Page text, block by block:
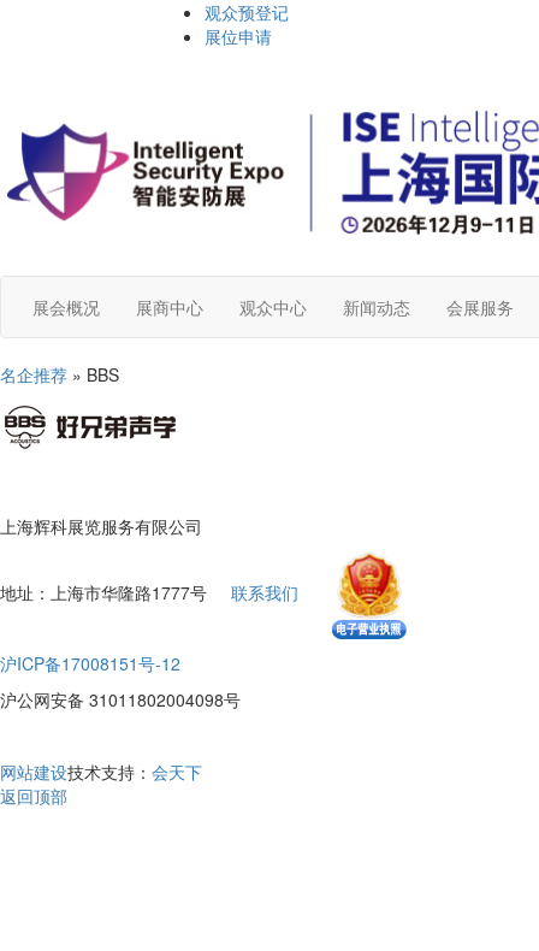
观众预登记
展位申请
展会概况 展商中心 观众中心 新闻动态 会展服务
名企推荐 » BBS
上海辉科展览服务有限公司
地址：上海市华隆路1777号 联系我们
沪ICP备17008151号-12
沪公网安备 31011802004098号
网站建设技术支持： 会天下
返回顶部